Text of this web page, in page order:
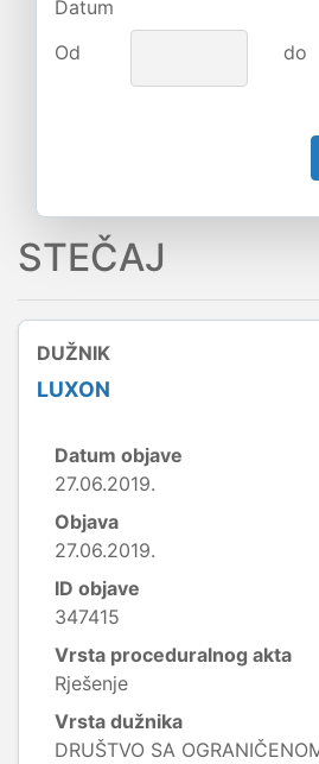
Datum
Od
do
STEČAJ
DUŽNIK
LUXON
Datum objave
27.06.2019.
Objava
27.06.2019.
ID objave
347415
Vrsta proceduralnog akta
Rješenje
Vrsta dužnika
DRUŠTVO SA